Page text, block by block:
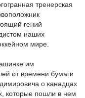
тренерская
гений
наших
мире.
им
от времени бумаги
о канадцах
которые пошли в нем